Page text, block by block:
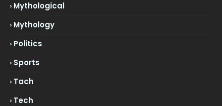
Mythological
Mythology
Politics
Sports
Tach
Tech